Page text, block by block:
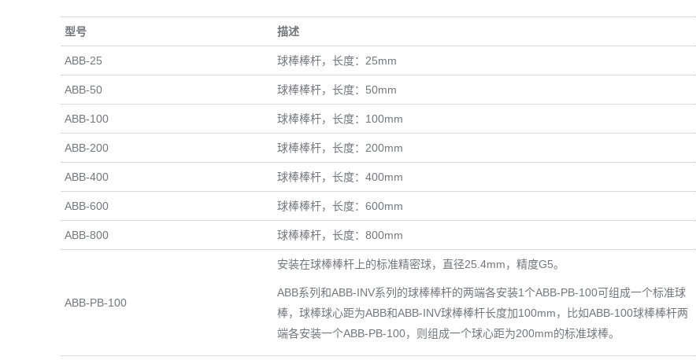
型号 描述
ABB-25 球棒棒杆，长度：25mm
ABB-50 球棒棒杆，长度：50mm
ABB-100 球棒棒杆，长度：100mm
ABB-200 球棒棒杆，长度：200mm
ABB-400 球棒棒杆，长度：400mm
ABB-600 球棒棒杆，长度：600mm
ABB-800 球棒棒杆，长度：800mm
ABB-PB-100
安装在球棒棒杆上的标准精密球，直径25.4mm，精度G5。
ABB系列和ABB-INV系列的球棒棒杆的两端各安装1个ABB-PB-100可组成一个标准球
棒，球棒球心距为ABB和ABB-INV球棒棒杆长度加100mm，比如ABB-100球棒棒杆两
端各安装一个ABB-PB-100，则组成一个球心距为200mm的标准球棒。